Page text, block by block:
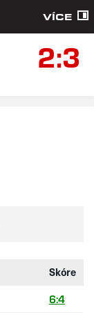
VÍCE
2:3
Skóre
6:4